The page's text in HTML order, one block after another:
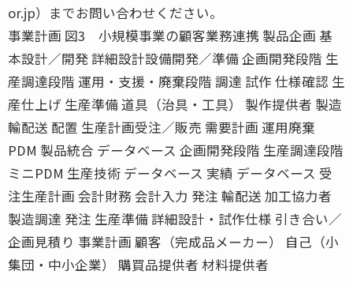
or.jp）までお問い合わせください。
事業計画 図3 小規模事業の顧客業務連携 製品企画 基
本設計／開発 詳細設計設備開発／準備 企画開発段階 生
産調達段階 運用・支援・廃棄段階 調達 試作 仕様確認 生
産仕上げ 生産準備 道具（治具・工具） 製作提供者 製造
輸配送 配置 生産計画受注／販売 需要計画 運用廃棄
PDM 製品統合 データベース 企画開発段階 生産調達段階
ミニPDM 生産技術 データベース 実績 データベース 受
注生産計画 会計財務 会計入力 発注 輸配送 加工協力者
製造調達 発注 生産準備 詳細設計・試作仕様 引き合い／
企画見積り 事業計画 顧客（完成品メーカー） 自己（小
集団・中小企業） 購買品提供者 材料提供者